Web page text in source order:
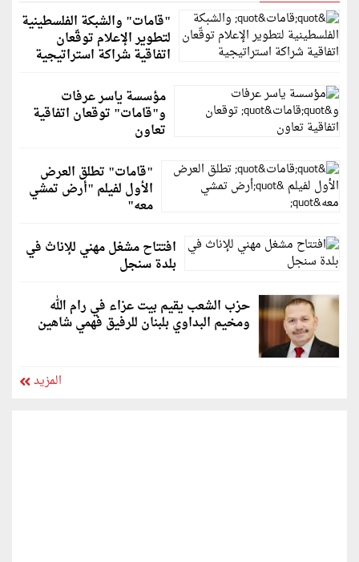
"قامات" والشبكة الفلسطينية
لتطوير الإعلام توقّعان
اتفاقية شراكة استراتيجية
مؤسسة ياسر عرفات
و"قامات" توقعان اتفاقية
تعاون
"قامات" تطلق العرض
الأول لفيلم "أرض تمشي
معه"
افتتاح مشغل مهني للإناث في
بلدة سنجل
حزب الشعب يقيم بيت عزاء في رام الله
ومخيم البداوي بلبنان للرفيق فهمي شاهين
المزيد